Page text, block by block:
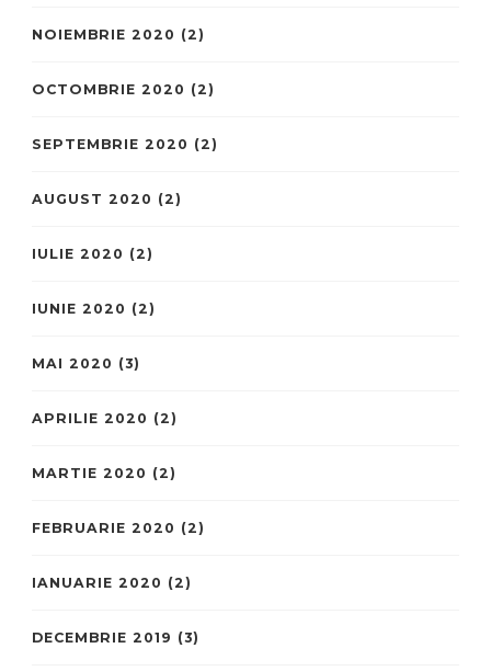
NOIEMBRIE 2020 (2)
OCTOMBRIE 2020 (2)
SEPTEMBRIE 2020 (2)
AUGUST 2020 (2)
IULIE 2020 (2)
IUNIE 2020 (2)
MAI 2020 (3)
APRILIE 2020 (2)
MARTIE 2020 (2)
FEBRUARIE 2020 (2)
IANUARIE 2020 (2)
DECEMBRIE 2019 (3)